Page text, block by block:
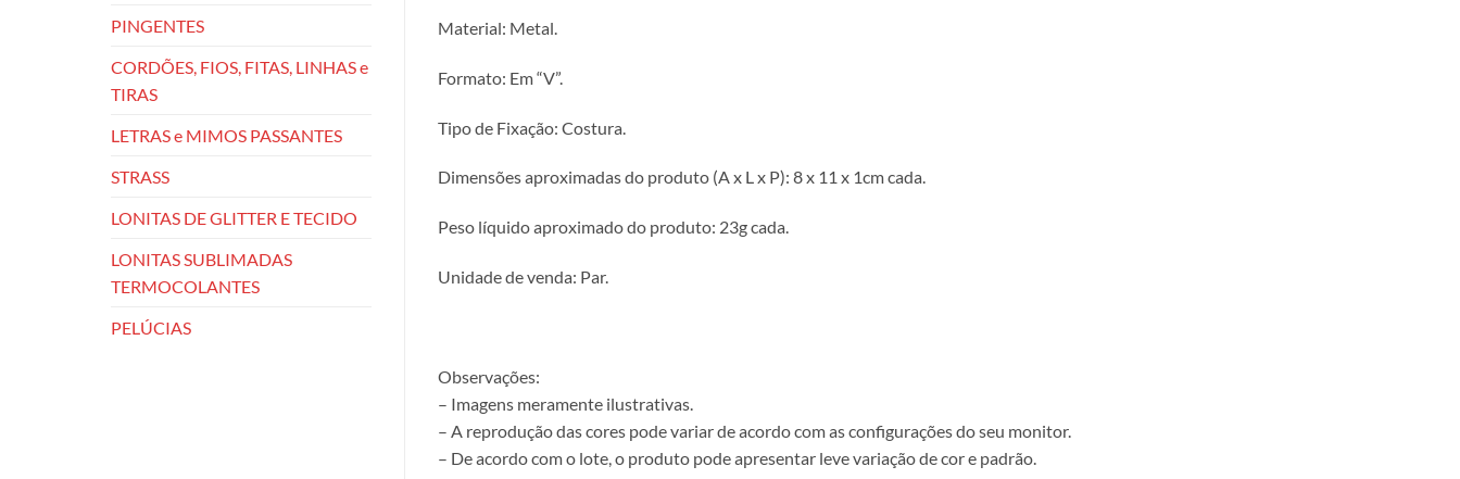
PINGENTES
CORDÕES, FIOS, FITAS, LINHAS e
TIRAS
LETRAS e MIMOS PASSANTES
STRASS
LONITAS DE GLITTER E TECIDO
LONITAS SUBLIMADAS
TERMOCOLANTES
PELÚCIAS
Material: Metal.
Formato: Em “V”.
Tipo de Fixação: Costura.
Dimensões aproximadas do produto (A x L x P): 8 x 11 x 1cm cada.
Peso líquido aproximado do produto: 23g cada.
Unidade de venda: Par.
Observações:
– Imagens meramente ilustrativas.
– A reprodução das cores pode variar de acordo com as configurações do seu monitor.
– De acordo com o lote, o produto pode apresentar leve variação de cor e padrão.